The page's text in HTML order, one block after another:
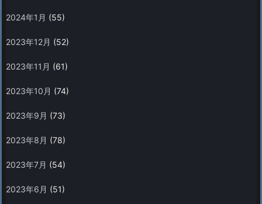
2024年1月 (55)
2023年12月 (52)
2023年11月 (61)
2023年10月 (74)
2023年9月 (73)
2023年8月 (78)
2023年7月 (54)
2023年6月 (51)